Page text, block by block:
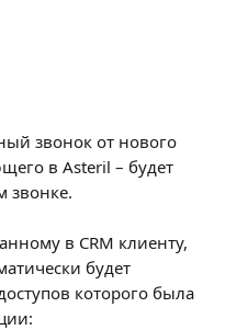
звонок от нового
в Asteril – будет
звонке.
в CRM клиенту,
будет
которого была